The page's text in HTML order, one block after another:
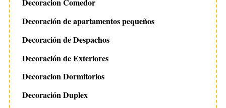
Decoracion Comedor
Decoración de apartamentos pequeños
Decoración de Despachos
Decoración de Exteriores
Decoracion Dormitorios
Decoración Duplex
f
r